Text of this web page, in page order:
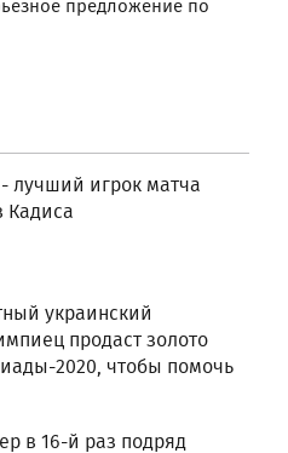
предложение по
лучший игрок матча
Кадиса
украинский
продаст золото
2020, чтобы помочь
в 16-й раз подряд